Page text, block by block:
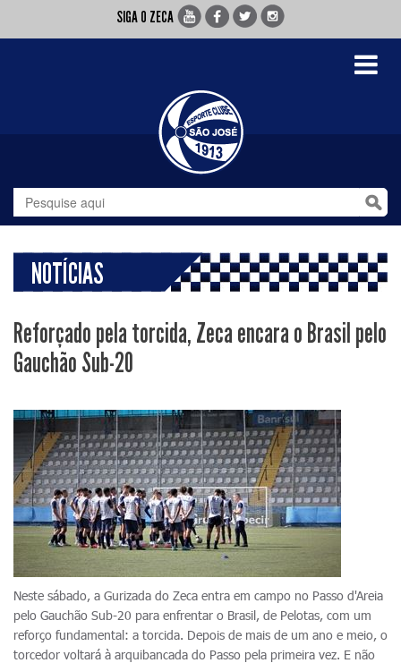
SIGA O ZECA
Toggle
NOTÍCIAS
Reforçado pela torcida, Zeca encara o Brasil pelo
Gauchão Sub-20
Neste sábado, a Gurizada do Zeca entra em campo no Passo d'Areia
pelo Gauchão Sub-20 para enfrentar o Brasil, de Pelotas, com um
reforço fundamental: a torcida. Depois de mais de um ano e meio, o
torcedor voltará à arquibancada do Passo pela primeira vez. E não